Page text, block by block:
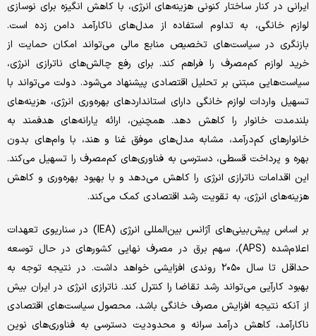
ایرانی در کنار ساختار کنونی هزینه‌های انرژی، با کاهش انگیزه برای نوسازی
لوازم خانگی، به تداوم استفاده از مدل‌های ناکارآمد دامن زده است.
بازنگری در سیاست‌های تخصیص منابع مالی می‌تواند امکان حمایت از
خرید لوازم کم‌مصرف را فراهم کند. برای رفع چالش‌های ناترازی انرژی،
سیاست‌هایی مبتنی بر تحلیل اقتصادی پیشنهاد می‌شود. دولت می‌تواند با
تسهیل واردات لوازم خانگی دارای استانداردهای بهره‌وری انرژی، هزینه‌های
بلندمدت خانوار را کاهش دهد. همچنین، ارائه یارانه‌های هدفمند به
خانوارهای کم‌درآمد، مشابه مدل‌های موفق غنا و هند، با وام‌های بدون
بهره و پرداخت قسطی، دسترسی به فناوری‌های کم‌مصرف را تسهیل می‌کند.
این اقدامات ناترازی انرژی را کاهش می‌دهد و با بهبود بهره‌وری و کاهش
هزینه‌های انرژی، به تقویت رشد اقتصادی کمک می‌کند.
بر اساس پیش‌بینی‌های آژانس بین‌المللی انرژی (IEA) در سناریوی تعهدات
اعلام‌شده (APS)، سهم برق در مصرف نهایی کشورهای در حال توسعه
حداقل تا سال ۲۰۵۰ روندی افزایشی خواهد داشت. در نتیجه توجه به
بهبود کارآیی می‌تواند رشد تقاضا را کنترل کند. ناترازی انرژی در ایران بیش
از آنکه نتیجه افزایش مصرف خانگی باشد، محصول سیاست‌های اقتصادی
ناکارآمد، کاهش درآمد سرانه و محدودیت دسترسی به فناوری‌های نوین